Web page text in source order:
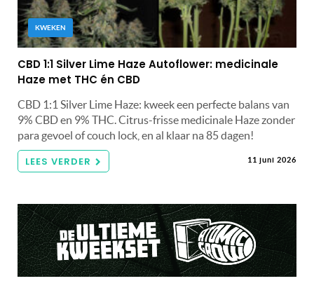
KWEKEN
CBD 1:1 Silver Lime Haze Autoflower: medicinale
Haze met THC én CBD
CBD 1:1 Silver Lime Haze: kweek een perfecte balans van
9% CBD en 9% THC. Citrus-frisse medicinale Haze zonder
para gevoel of couch lock, en al klaar na 85 dagen!
LEES VERDER 11 juni 2026